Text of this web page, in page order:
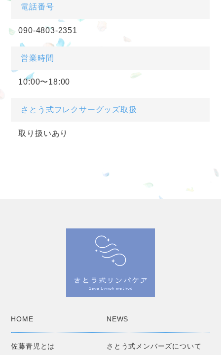
電話番号
090-4803-2351
営業時間
10:00〜18:00
さとう式フレクサーグッズ取扱
取り扱いあり
HOME NEWS
佐藤青児とは さとう式メンバーズについて